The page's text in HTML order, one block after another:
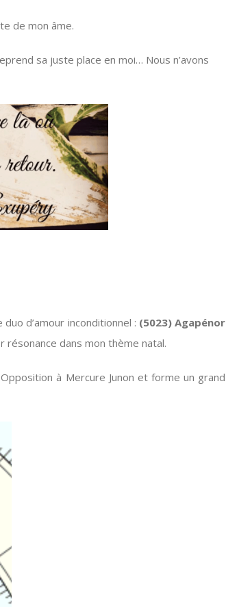
de mon âme.
sa juste place en moi… Nous n’avons
d’amour inconditionnel : (5023) Agapénor
résonance dans mon thème natal.
à Mercure Junon et forme un grand